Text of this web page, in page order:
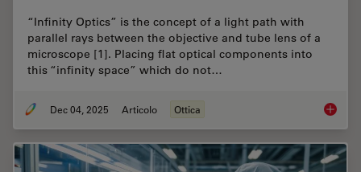
“Infinity Optics” is the concept of a light path with
parallel rays between the objective and tube lens of a
microscope [1]. Placing flat optical components into
this “infinity space” which do not…
Dec 04, 2025 Articolo Ottica Infinity